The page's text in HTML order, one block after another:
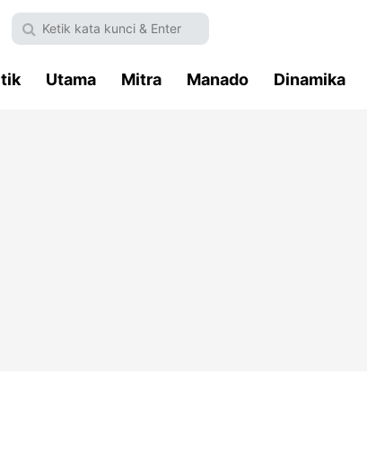
Utama Mitra Manado Dinamika